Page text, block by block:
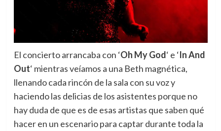
El concierto arrancaba con ‘Oh My God‘ e ‘In And
Out‘ mientras veíamos a una Beth magnética,
llenando cada rincón de la sala con su voz y
haciendo las delicias de los asistentes porque no
hay duda de que es de esas artistas que saben qué
hacer en un escenario para captar durante toda la